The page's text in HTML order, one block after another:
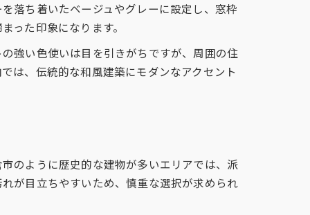
落ち着いたベージュやグレーに設定し、窓枠
った印象になります。
強い色使いは目を引きがちですが、周囲の住
は、伝統的な和風建築にモダンなアクセント
のように歴史的な建物が多いエリアでは、派
が目立ちやすいため、慎重な選択が求められ